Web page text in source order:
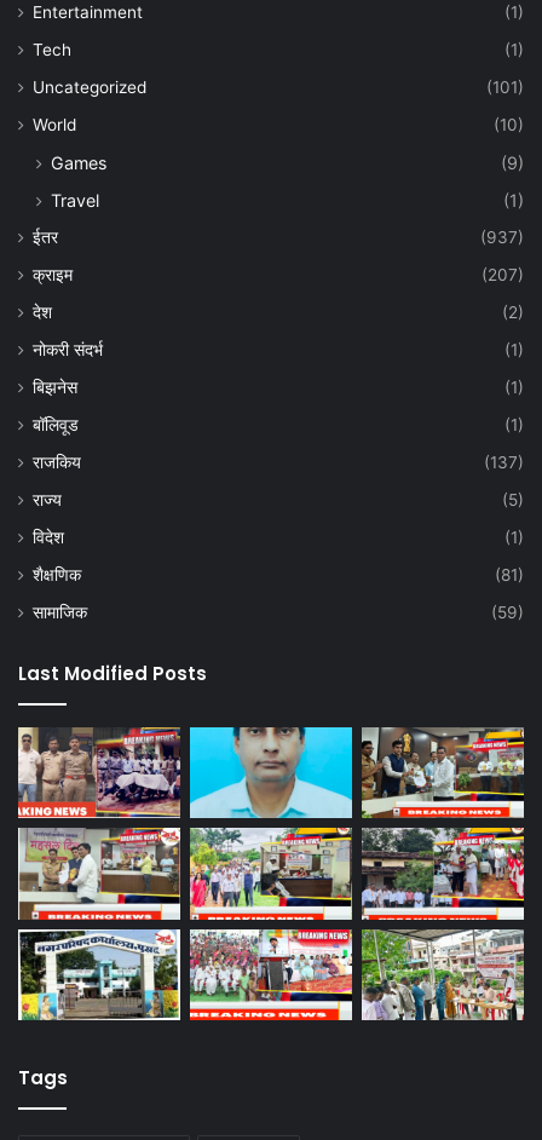
Entertainment
(1)
Tech
(1)
Uncategorized
(101)
World
(10)
Games
(9)
Travel
(1)
ईतर
(937)
क्राइम
(207)
देश
(2)
नोकरी संदर्भ
(1)
बिझनेस
(1)
बॉलिवूड
(1)
राजकिय
(137)
राज्य
(5)
विदेश
(1)
शैक्षणिक
(81)
सामाजिक
(59)
Last Modified Posts
Tags